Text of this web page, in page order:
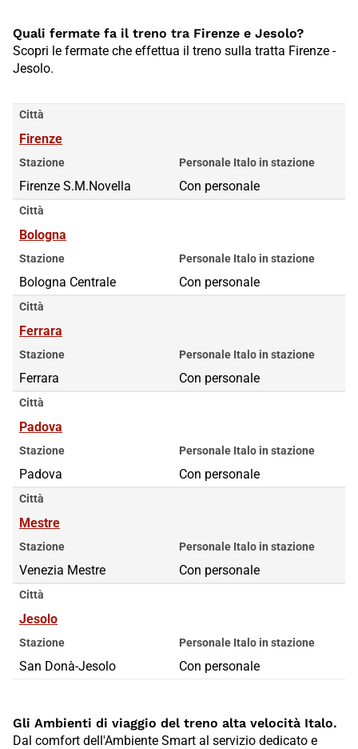
Quali fermate fa il treno tra Firenze e Jesolo?
Scopri le fermate che effettua il treno sulla tratta Firenze -
Jesolo.
Città
Firenze
Stazione
Firenze S.M.Novella
Personale Italo in stazione
Con personale
Città
Bologna
Stazione
Bologna Centrale
Personale Italo in stazione
Con personale
Città
Ferrara
Stazione
Ferrara
Personale Italo in stazione
Con personale
Città
Padova
Stazione
Padova
Personale Italo in stazione
Con personale
Città
Mestre
Stazione
Venezia Mestre
Personale Italo in stazione
Con personale
Città
Jesolo
Stazione
San Donà-Jesolo
Personale Italo in stazione
Con personale
Gli Ambienti di viaggio del treno alta velocità Italo.
Dal comfort dell'Ambiente Smart al servizio dedicato e